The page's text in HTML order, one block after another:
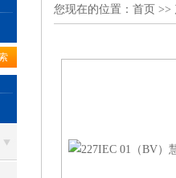
您现在的位置： 首页 >>